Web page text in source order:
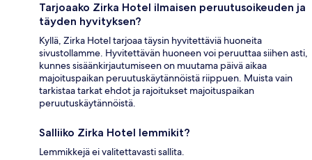
Tarjoaako Zirka Hotel ilmaisen peruutusoikeuden ja
täyden hyvityksen?
Kyllä, Zirka Hotel tarjoaa täysin hyvitettäviä huoneita
sivustollamme. Hyvitettävän huoneen voi peruuttaa siihen asti,
kunnes sisäänkirjautumiseen on muutama päivä aikaa
majoituspaikan peruutuskäytännöistä riippuen. Muista vain
tarkistaa tarkat ehdot ja rajoitukset majoituspaikan
peruutuskäytännöistä.
Salliiko Zirka Hotel lemmikit?
Lemmikkejä ei valitettavasti sallita.